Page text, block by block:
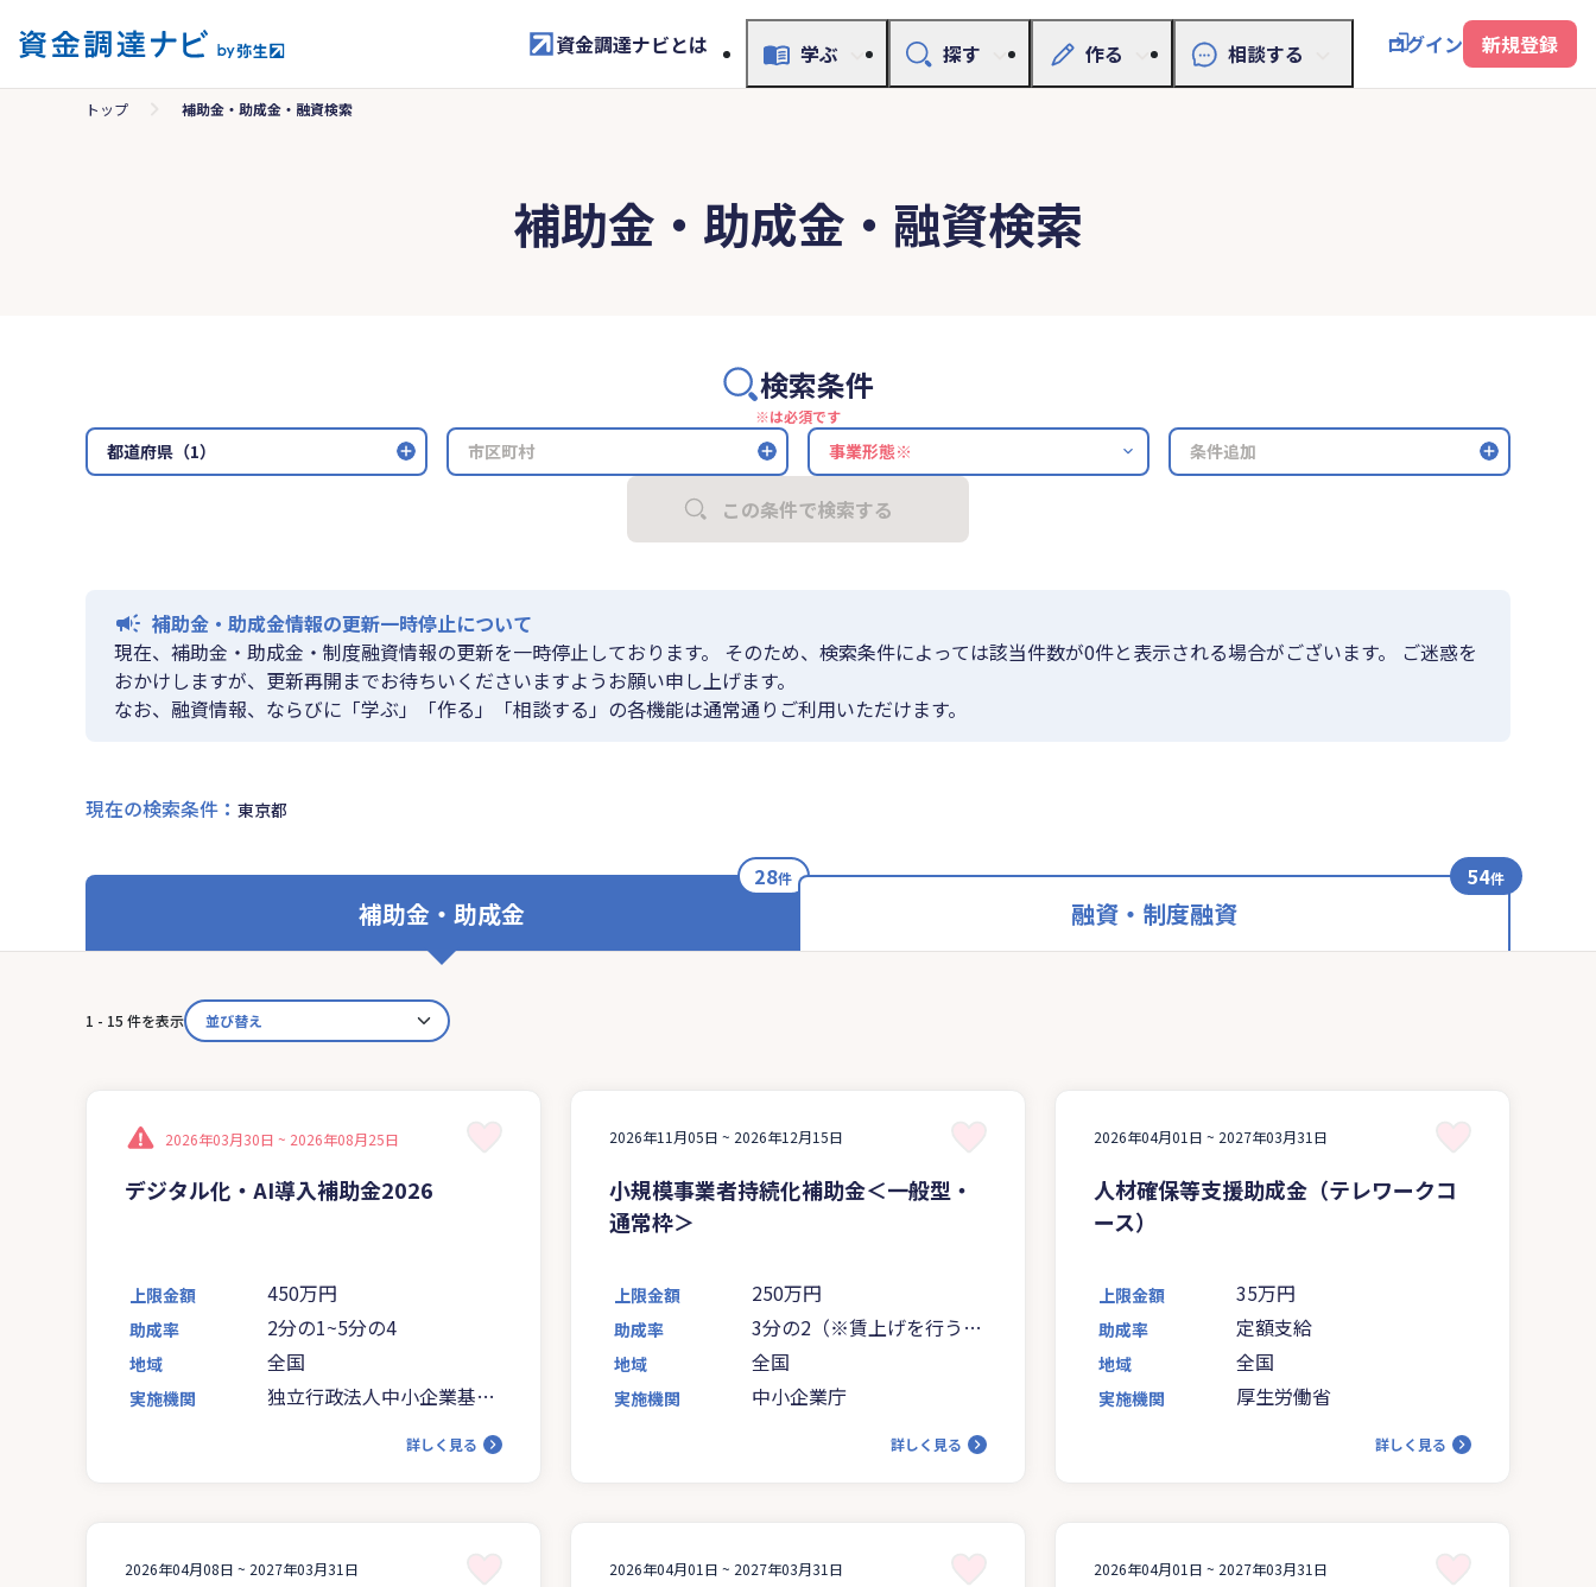
資金調達ナビとは 学ぶ 探す 作る 相談する ログイン 新規登録
トップ 補助金・助成金・融資検索
補助金・助成金・融資検索
検索条件
※は必須です
都道府県（1） 市区町村 条件追加
この条件で検索する
補助金・助成金情報の更新一時停止について
現在、補助金・助成金・制度融資情報の更新を一時停止しております。 そのため、検索条件によっては該当件数が0件と表示される場合がございます。 ご迷惑を
おかけしますが、更新再開までお待ちいくださいますようお願い申し上げます。
なお、融資情報、ならびに「学ぶ」「作る」「相談する」の各機能は通常通りご利用いただけます。
現在の検索条件 ： 東京都
補助金・助成金
28件
融資・制度融資
54件
1 - 15 件を表示
2026年03月30日 ~ 2026年08月25日
デジタル化・AI導入補助金2026
上限金額 450万円
助成率 2分の1~5分の4
地域 全国
実施機関
独立行政法人中小企業基盤
詳しく見る
2026年11月05日 ~ 2026年12月15日
小規模事業者持続化補助金＜一般型・
通常枠＞
上限金額 250万円
助成率
3分の2（※賃上げを行う赤
字事業者は4分の3に引き上
げ）
地域 全国
実施機関 中小企業庁
詳しく見る
2026年04月01日 ~ 2027年03月31日
人材確保等支援助成金（テレワークコ
ース）
上限金額 35万円
助成率 定額支給
地域 全国
実施機関 厚生労働省
詳しく見る
2026年04月08日 ~ 2027年03月31日 2026年04月01日 ~ 2027年03月31日 2026年04月01日 ~ 2027年03月31日